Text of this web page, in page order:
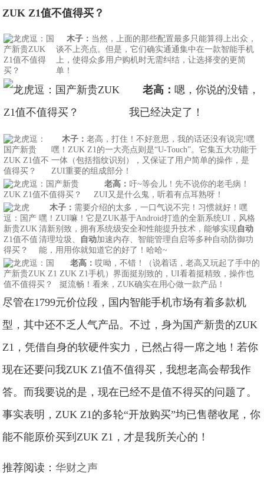
ZUK Z1值不值得买？
木子： 当然，上面的那些配置最多只能算得上出众，
谈不上亮点。但是，它们确实通通集中在一款智能手机
上，使得众多用户购机时无需纠结，让选择变的更简
单！
老高：嗯，你说的没错，
我已经决定了！
木子：老高，打住！不好意思，我的话还没有说完!嘿
嘿！ZUK Z1的一大亮点则是“U-Touch”。它集五大功能于
一体（包括指纹识别），又保证了用户简单的操作，是
ZUI重要的组成部分！
老高： 吁~等会儿！先不说你的老毛病！
ZUI又是什么鬼，听着有点耳熟呀！
木子： 需要介绍的太多，一口气说不完！习惯就好！嘿
嘿！ZUI嘛！它是ZUK基于Android打造的全新系统UI，风格
清新别致，拥有系统级安全和性能提升技术，能够实现自动
清理垃圾、
自动加速内存、智能管理自启等多种自动防御功
能，用用你就知道它的好了！哈哈~
老高：哎呦，不错！（说着话，老高又玩起了手中的
ZUK Z1手机）界面挺别致的，UI看着挺精致，操作也
挺流畅！看来，ZUK确实在用心做一款产品！
尽管在1799元价位段，国内智能手机市场有着多款机
型，其中还不乏人气产品。不过，身为国产新贵的ZUK
Z1，凭借自身的软硬件实力，已然占得一席之地！若你
现在还要问我ZUK Z1值不值得买，我想老高会帮我作
答。而我要说的是，现在已经不是值不得买的问题了。
事实表明，ZUK Z1的多轮“开放购买”均已售罄收尾，你
能不能原价买到ZUK Z1，才是我所关心的！
推荐阅读：华财之声